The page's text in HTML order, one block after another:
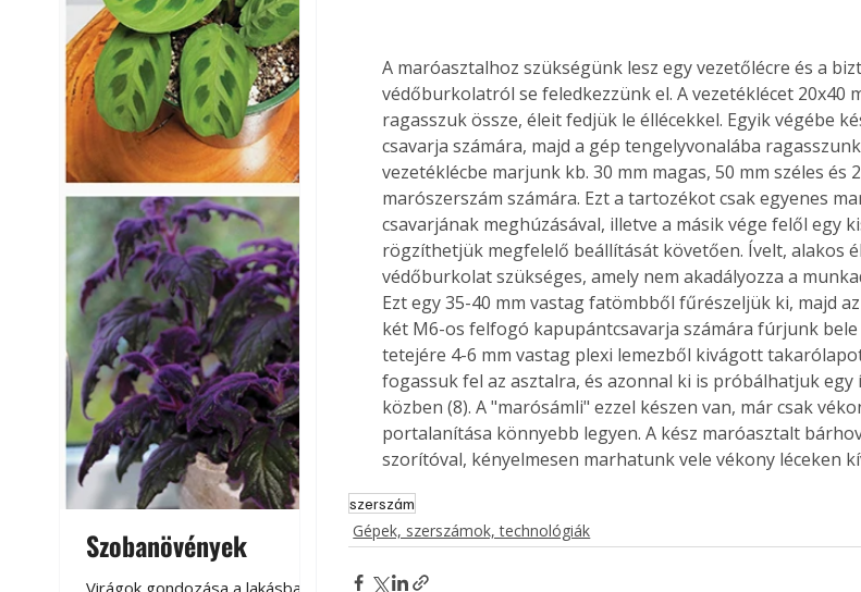
Szobanövények
Virágoskert: kertben,
teraszon, lakásban
Gyógyító növények: a
A maróasztalhoz szükségünk lesz egy vezetőlécre és a
védőburkolatról se feledkezzünk el. A vezetéklécet 20x40
ragasszuk össze, éleit fedjük le éllécekkel. Egyik végébe
csavarja számára, majd a gép tengelyvonalába
vezetéklécbe marjunk kb. 30 mm magas, 50 mm széles és
marószerszám számára. Ezt a tartozékot csak egyenes
csavarjának meghúzásával, illetve a másik vége felől egy
rögzíthetjük megfelelő beállítását követően. Ívelt, alakos
védőburkolat szükséges, amely nem akadályozza a
Ezt egy 35-40 mm vastag fatömbből fűrészeljük ki, majd
két M6-os felfogó kapupántcsavarja számára fúrjunk bele
tetejére 4-6 mm vastag plexi lemezből kivágott
fogassuk fel az asztalra, és azonnal ki is próbálhatjuk egy
közben (8). A "marósámli" ezzel készen van, már csak
portalanítása könnyebb legyen. A kész maróasztalt
szorítóval, kényelmesen marhatunk vele vékony léceken
szerszám
Gépek, szerszámok, technológiák